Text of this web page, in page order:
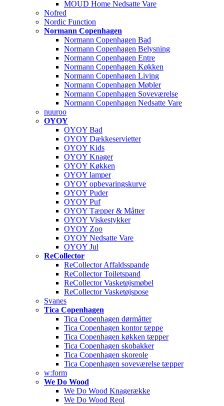
MOUD Home Nedsatte Vare
Nofred
Nordic Function
Normann Copenhagen
Normann Copenhagen Bad
Normann Copenhagen Belysning
Normann Copenhagen Entre
Normann Copenhagen Køkken
Normann Copenhagen Living
Normann Copenhagen Møbler
Normann Copenhagen Soveværelse
Normann Copenhagen Nedsatte Vare
nuuroo
OYOY
OYOY Bad
OYOY Dækkeservietter
OYOY Kids
OYOY Knager
OYOY Køkken
OYOY lamper
OYOY opbevaringskurve
OYOY Puder
OYOY Puf
OYOY Tæpper & Måtter
OYOY Viskestykker
OYOY Zoo
OYOY Nedsatte Vare
OYOY Jul
ReCollector
ReCollector Affaldsspande
ReCollector Toiletspand
ReCollector Vasketøjsmøbel
ReCollector Vasketøjspose
Svanes
Tica Copenhagen
Tica Copenhagen dørmåtter
Tica Copenhagen kontor tæppe
Tica Copenhagen køkken tæpper
Tica Copenhagen skobakker
Tica Copenhagen skoreole
Tica Copenhagen soveværelse tæpper
w:form
We Do Wood
We Do Wood Knagerække
We Do Wood Reol